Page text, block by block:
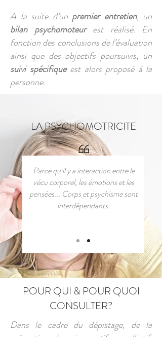
A la suite d’un premier entretien, un
bilan psychomoteurest réalisé. En
fonction des conclusions de l’évaluation
ainsi que des objectifs poursuivis, un
suivi spécifiqueest alors proposé à la
personne.
LA PSYCHOMOTRICITE
Parce qu’il y a interaction entre le
vécu corporel, les émotions et les
pensées... Corps et psychisme sont
interdépendants.
POUR QUI & POUR QUOI
CONSULTER?
Dans le cadre du dépistage, de la